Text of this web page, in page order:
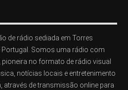
de rádio sediada em Torres
Portugal. Somos uma rádio com
no formato de rádio visual
notícias locais e entretenimento
através de transmissão online para